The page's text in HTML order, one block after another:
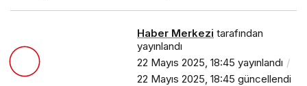
Haber Merkezi tarafından
yayınlandı
22 Mayıs 2025, 18:45 yayınlandı
22 Mayıs 2025, 18:45 güncellendi